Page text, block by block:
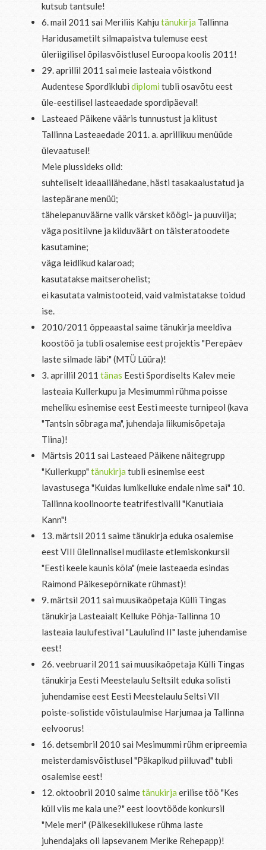
kutsub tantsule!
6. mail 2011 sai Meriliis Kahju tänukirja Tallinna
Haridusametilt silmapaistva tulemuse eest
üleriigilisel õpilasvõistlusel Euroopa koolis 2011!
29. aprillil 2011 sai meie lasteaia võistkond
Audentese Spordiklubidiplomitubli osavõtu eest
üle-eestilisel lasteaedade spordipäeval!
Lasteaed Päikene vääris tunnustust ja kiitust
Tallinna Lasteaedade 2011. a. aprillikuu menüüde
ülevaatusel!
Meie plussideks olid:
suhteliselt ideaalilähedane, hästi tasakaalustatud ja
lastepärane menüü;
tähelepanuväärne valik värsket köögi- ja puuvilja;
väga positiivne ja kiiduväärt on täisteratoodete
kasutamine;
väga leidlikud kalaroad;
kasutatakse maitserohelist;
ei kasutata valmistooteid, vaid valmistatakse toidud
ise.
2010/2011 õppeaastal saime tänukirja meeldiva
koostöö ja tubli osalemise eest projektis "Perepäev
laste silmade läbi" (MTÜ Lüüra)!
3. aprillil 2011 tänas Eesti Spordiselts Kalev meie
lasteaia Kullerkupu ja Mesimummi rühma poisse
meheliku esinemise eest Eesti meeste turnipeol (kava
"Tantsin sõbraga ma", juhendaja liikumisõpetaja
Tiina)!
Märtsis 2011 sai Lasteaed Päikene näitegrupp
"Kullerkupp"tänukirja tubli esinemise eest
lavastusega "Kuidas lumikelluke endale nime sai" 10.
Tallinna koolinoorte teatrifestivalil "Kanutiaia
Kann"!
13. märtsil 2011 saime tänukirja eduka osalemise
eest VIII ülelinnalisel mudilaste etlemiskonkursil
"Eesti keele kaunis kõla" (meie lasteaeda esindas
Raimond Päikesepõrnikate rühmast)!
9. märtsil 2011 sai muusikaõpetaja Külli Tingas
tänukirja Lasteaialt Kelluke Põhja-Tallinna 10
lasteaia laulufestival "Laululind II" laste juhendamise
eest!
26. veebruaril 2011 sai muusikaõpetaja Külli Tingas
tänukirja Eesti Meestelaulu Seltsilt eduka solisti
juhendamise eest Eesti Meestelaulu Seltsi VII
poiste-solistide võistulaulmise Harjumaa ja Tallinna
eelvoorus!
16. detsembril 2010 sai Mesimummi rühm eripreemia
meisterdamisvõistlusel "Päkapikud piiluvad" tubli
osalemise eest!
12. oktoobril 2010 saimetänukirjaerilise töö "Kes
küll viis me kala une?" eest loovtööde konkursil
"Meie meri" (Päikesekillukese rühma laste
juhendajaks oli lapsevanem Merike Rehepapp)!